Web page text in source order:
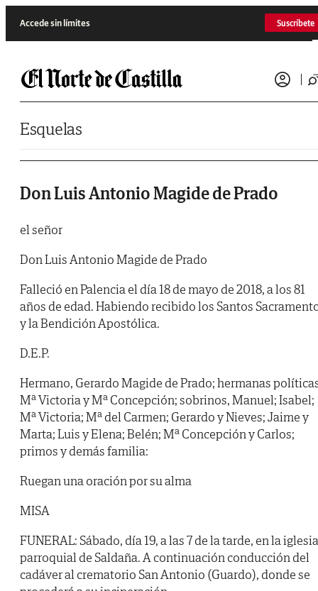
Accede sin límites Suscríbete
Esquelas
Don Luis Antonio Magide de Prado
el señor
Don Luis Antonio Magide de Prado
Falleció en Palencia el día 18 de mayo de 2018, a los 81
años de edad. Habiendo recibido los Santos
y la Bendición Apostólica.
D.E.P.
Hermano, Gerardo Magide de Prado; hermanas
Mª Victoria y Mª Concepción; sobrinos, Manuel; Isabel;
Mª Victoria; Mª del Carmen; Gerardo y Nieves; Jaime y
Marta; Luis y Elena; Belén; Mª Concepción y Carlos;
primos y demás familia:
Ruegan una oración por su alma
MISA
FUNERAL: Sábado, día 19, a las 7 de la tarde, en la iglesia
parroquial de Saldaña. A continuación conducción del
cadáver al crematorio San Antonio (Guardo), donde se